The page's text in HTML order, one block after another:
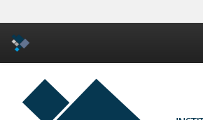
Skip
navigation